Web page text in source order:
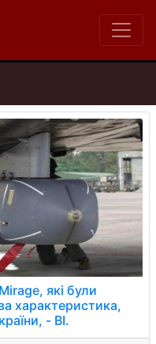
які були
характеристика,
- BI.